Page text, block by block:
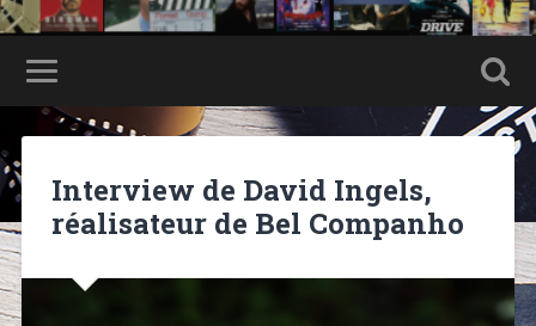
Interview de David Ingels,
réalisateur de Bel Companho